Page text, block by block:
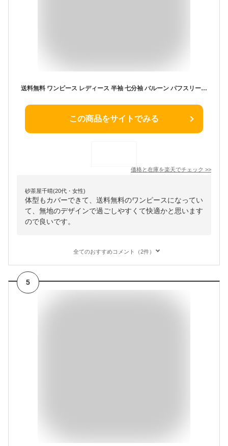
送料無料 ワンピース レディース 半袖 七分袖 バルーン パフスリーブ vネック シャツワンピース ロング ミモレ丈 マキシワンピース ゆったり 春夏 春 夏 体型カバー チュニックワンピース カジュアル ナチュラル 20代 30代 40代 50代 ロングワンピース おしゃれ
この商品をサイトでみる
価格と在庫を楽天でチェック >>
砂茶屋千晴(20代・女性)
体型もカバーできて、送料無料のワンピースになってい
て、無地のデザインで過ごしやすくて快適かと思います
ので良いです。
全てのおすすめコメント（2件）
5